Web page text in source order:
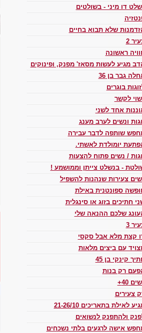
דו מיני - בשולטים
שלא תבוא בחיים
2
ראשונה
מגיע לעשות מסאז' מפנק, ופינוקים
גבר בן 36
בוגרים
לקשר
אחד לשני
ונשים לערב מענג
שותפה לדבר עבירה
יומולדת לאשתי.
/ נשים פתוח להצעות
- בנשלט צייתן וממושמע !
צעירות שנהנות להשפיל
ספונטנית באילת
חתיכים בזוג או סינגלית
שלכם ההנאה שלי
3
קצת מלא אבל סקסי
עם ביצים מלאות
קינקי בן 45
רק בנות
40+
צעירים
לאילת בתאריכים 21-26/10
ולהתפנק לנשואים
אישה לרגעים בלתי נשכחים